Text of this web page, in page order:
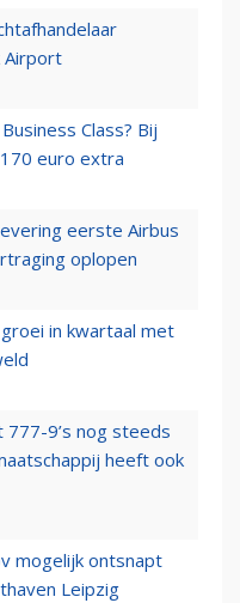
Airport
Class? Bij
euro extra
eerste Airbus
oplopen
in kwartaal met
777-9’s nog steeds
heeft ook
mogelijk ontsnapt
Leipzig